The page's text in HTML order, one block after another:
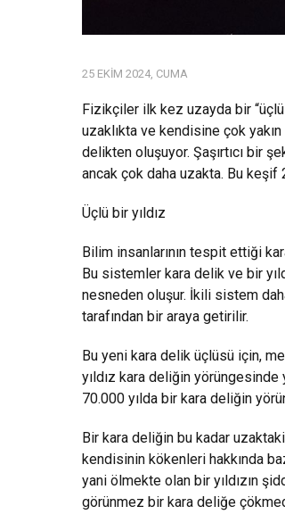
25 EKIM 2024, CUMA
Fizikçiler ilk kez uzayda bir “üçlü
uzaklıkta ve kendisine çok
delikten oluşuyor. Şaşırtıcı bir
ancak çok daha uzakta. Bu keşif
Üçlü bir yıldız
Bilim insanlarının tespit ettiği
Bu sistemler kara delik ve bir
nesneden oluşur. İkili sistem
tarafından bir araya getirilir.
Bu yeni kara delik üçlüsü için,
yıldız kara deliğin yörüngesinde
70.000 yılda bir kara deliğin
Bir kara deliğin bu kadar
kendisinin kökenleri hakkında
yani ölmekte olan bir yıldızın
görünmez bir kara deliğe